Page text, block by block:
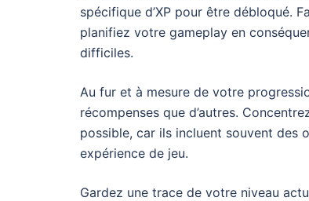
spécifique d’XP pour être débloqué.
planifiez votre gameplay en
difficiles.
Au fur et à mesure de votre
récompenses que d’autres.
possible, car ils incluent souvent des
expérience de jeu.
Gardez une trace de votre niveau